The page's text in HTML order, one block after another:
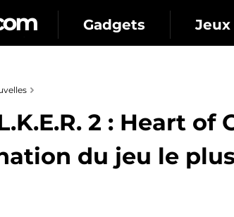
Gadgets Jeux
2 : Heart
du jeu le